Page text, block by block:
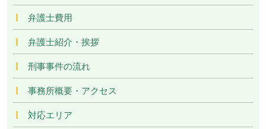
弁護士費用
弁護士紹介・挨拶
刑事事件の流れ
事務所概要・アクセス
対応エリア